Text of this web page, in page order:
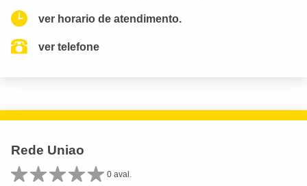
ver horario de atendimento.
ver telefone
Rede Uniao
0 aval.